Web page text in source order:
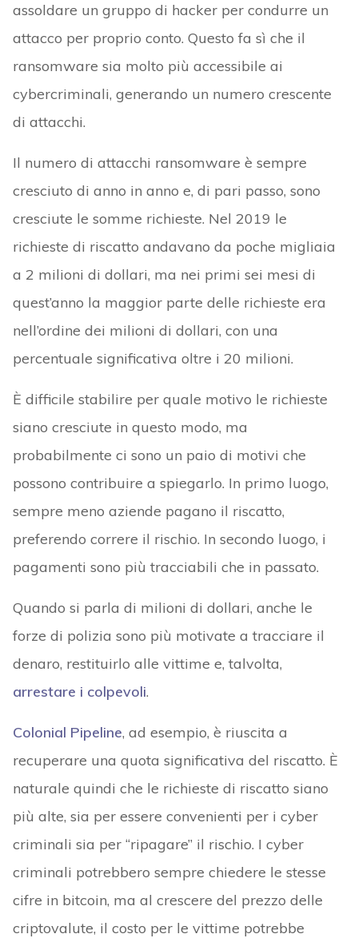
assoldare un gruppo di hacker per condurre un
attacco per proprio conto. Questo fa sì che il
ransomware sia molto più accessibile ai
cybercriminali, generando un numero crescente
di attacchi.
Il numero di attacchi ransomware è sempre
cresciuto di anno in anno e, di pari passo, sono
cresciute le somme richieste. Nel 2019 le
richieste di riscatto andavano da poche migliaia
a 2 milioni di dollari, ma nei primi sei mesi di
quest’anno la maggior parte delle richieste era
nell’ordine dei milioni di dollari, con una
percentuale significativa oltre i 20 milioni.
È difficile stabilire per quale motivo le richieste
siano cresciute in questo modo, ma
probabilmente ci sono un paio di motivi che
possono contribuire a spiegarlo. In primo luogo,
sempre meno aziende pagano il riscatto,
preferendo correre il rischio. In secondo luogo, i
pagamenti sono più tracciabili che in passato.
Quando si parla di milioni di dollari, anche le
forze di polizia sono più motivate a tracciare il
denaro, restituirlo alle vittime e, talvolta,
arrestare i colpevoli.
Colonial Pipeline, ad esempio, è riuscita a
recuperare una quota significativa del riscatto. È
naturale quindi che le richieste di riscatto siano
più alte, sia per essere convenienti per i cyber
criminali sia per “ripagare” il rischio. I cyber
criminali potrebbero sempre chiedere le stesse
cifre in bitcoin, ma al crescere del prezzo delle
criptovalute, il costo per le vittime potrebbe